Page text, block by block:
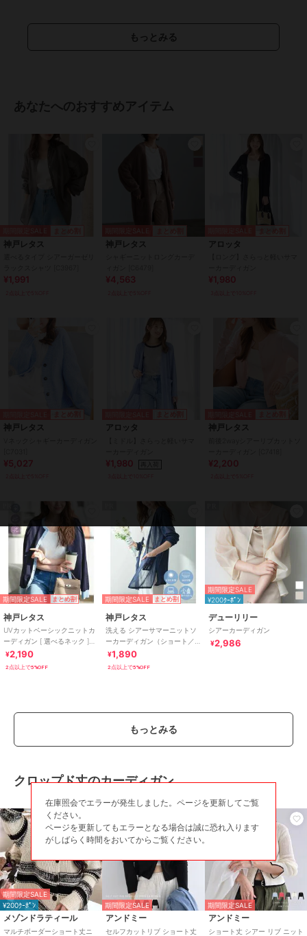
着丈 110
身幅 61
袖口幅 14#コウベレタス
期間限定セール開催中
／
トップス ／
ネイビー、ミディアム ネイビー、
ベージュ、ミディアム ベージュ、
ダスティブルー、ミディアム ダス
ー、ショート ライトカーキ、ミデ
イトカーキ
素材
ポリエステル100%
商品のお取り扱い方法
特徴
トップス
ニット素材/ポリエステル素材
長袖/ UVカット加工
ラ
イフスタイル/ビジネス /カジ
ュアル
カーディガン
ニット素材/ ポリエステル素材 /
無地/長袖
イフスタイル
もっとみる
あなたへのおすすめアイテム
神戸レタス
¥1,991
神戸レタス
¥4,563
アロッタ
¥1,980
神戸レタス
¥5,027
アロッタ
¥1,980
神戸レタス
¥2,200
期間限定SALE まとめ割
神戸レタス
UVカットベーシックニットカ
ーディガン [ 選べるネック ]
[C6886]
¥2,190
2点以上で5%OFF
期間限定SALE まとめ割
神戸レタス
洗える シアーサマーニットソ
ーカーディガン（ショート／
ミディアム／ロング）
[C3703]
¥1,890
2点以上で5%OFF
期間限定SALE
¥200ｸｰﾎﾟﾝ
デューリリー
シアーカーディガン
¥2,986
もっとみる
クロップド丈のカーディガン
期間限定SALE
¥200ｸｰﾎﾟﾝ
メゾンドラティール
マルチボーダーショート丈ニ
期間限定SALE
アンドミー
セルフカットリブ ショート丈
期間限定SALE
アンドミー
ショート丈 シアー リブ ニット
在庫照会でエラーが発生しました。ページを更新してご覧
ください。
ページを更新してもエラーとなる場合は誠に恐れ入ります
がしばらく時間をおいてからご覧ください。